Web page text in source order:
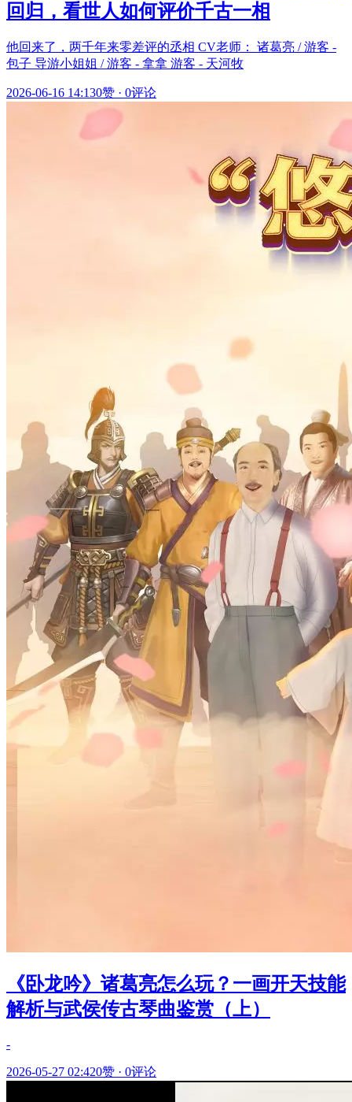
回归，看世人如何评价千古一相
他回来了，两千年来零差评的丞相 CV老师： 诸葛亮 / 游客 -
包子 导游小姐姐 / 游客 - 拿拿 游客 - 天河牧
2026-06-16 14:130赞 · 0评论
《卧龙吟》诸葛亮怎么玩？一画开天技能
解析与武侯传古琴曲鉴赏（上）
-
2026-05-27 02:420赞 · 0评论